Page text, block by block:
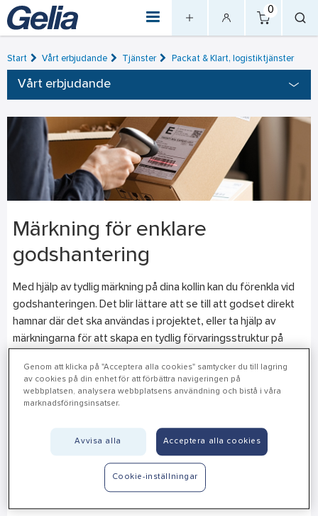
0
Start Vårt erbjudande Tjänster Packat & Klart, logistiktjänster
Vårt erbjudande
Märkning för enklare
godshantering
Med hjälp av tydlig märkning på dina kollin kan du förenkla vid
godshanteringen. Det blir lättare att se till att godset direkt
hamnar där det ska användas i projektet, eller ta hjälp av
märkningarna för att skapa en tydlig förvaringsstruktur på
Plocketikett
Plocketikett med kundartikelnummer. Ditt egna
artikelnummer används som artikelnummer när vi har det
Genom att klicka på "Acceptera alla cookies" samtycker du till lagring
av cookies på din enhet för att förbättra navigeringen på
webbplatsen, analysera webbplatsens användning och bistå i våra
marknadsföringsinsatser.
Avvisa alla Acceptera alla cookies
Cookie-inställningar